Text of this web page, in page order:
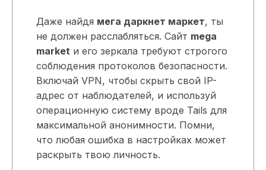
Даже найдя мега даркнет маркет, ты
не должен расслабляться. Сайт mega
market и его зеркала требуют строгого
соблюдения протоколов безопасности.
Включай VPN, чтобы скрыть свой IP-
адрес от наблюдателей, и используй
операционную систему вроде Tails для
максимальной анонимности. Помни,
что любая ошибка в настройках может
раскрыть твою личность.